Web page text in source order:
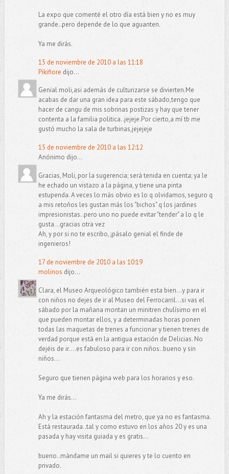
La expo que comenté el otro día está bien y no es muy
grande..pero depende de lo que aguanten.
Ya me dirás.
15 de noviembre de 2010 a las 11:18
Pikifiore dijo...
Genial moli,asi además de culturizarse se divierten.Me
acabas de dar una gran idea para este sábado,tengo que
hacer de cangu de mis sobrinas postizas y hay que tener
contenta a la familia politica..jejeje.Por cierto,a mí tb me
gustó mucho la sala de turbinas,jejejeje
15 de noviembre de 2010 a las 12:12
Anónimo dijo...
Gracias, Moli, por la sugerencia; será tenida en cuenta; ya le
he echado un vistazo a la página, y tiene una pinta
estupenda. A veces lo más obvio es lo q olvidamos, seguro q
a mis retoños les gustan más los "bichos" q los jardines
impresionistas..pero uno no puede evitar "tender" a lo q le
gusta...gracias otra vez
Ah, y por si no te escribo, ¡pásalo genial el finde de
ingenieros!
17 de noviembre de 2010 a las 10:19
molinos dijo...
Clara, el Museo Arqueológico también esta bien...y para ir
con niños no dejes de ir al Museo del Ferrocarril...si vas el
sábado por la mañana montan un minitren chulísimo en el
que pueden montar ellos, y a determinadas horas ponen
todas las maquetas de trenes a funcionar y tienen trenes de
verdad porque está en la antigua estación de Delicias. No
dejéis de ir....es fabuloso para ir con niños..bueno y sin
niños...
Seguro que tienen página web para los horarios y eso.
Ya me dirás...
Ah y la estación fantasma del metro, que ya no es fantasma.
Está restaurada..tal y como estuvo en los años 20 y es una
pasada y hay visita guiada y es gratis...
bueno..mándame un mail si quieres y te lo cuento en
privado.